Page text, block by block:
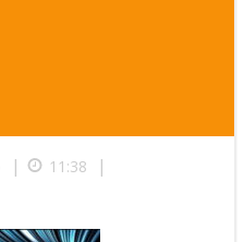
| 11:38 |